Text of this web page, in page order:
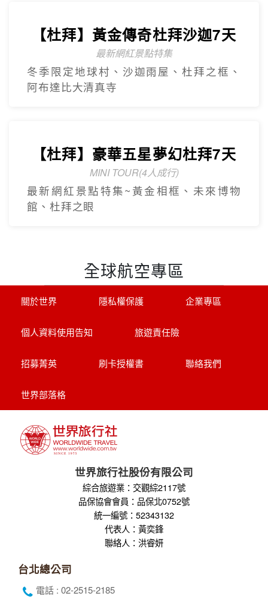
【杜拜】黃金傳奇杜拜沙迦7天
最新網紅景點特集
冬季限定地球村、沙迦⾬屋、杜拜之框、
阿布達比大清真寺
【杜拜】豪華五星夢幻杜拜7天
MINI TOUR(4人成行)
最新網紅景點特集~黃金相框、未來博物
館、杜拜之眼
全球航空專區
關於世界 隱私權保護 企業專區
個人資料使用告知 旅遊責任險
招募菁英 刷卡授權書 聯絡我們
世界部落格
世界旅行社股份有限公司
綜合旅遊業：交觀綜2117號
品保協會會員：品保北0752號
統一編號：52343132
代表人：黃奕鋒
聯絡人：洪睿妍
台北總公司
電話 : 02-2515-2185